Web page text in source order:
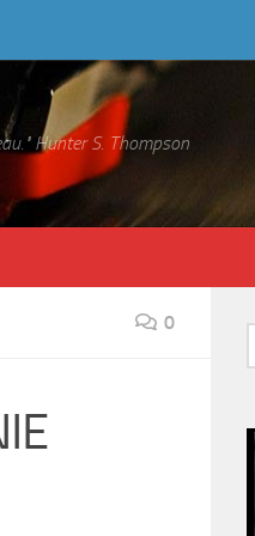
Hunter S. Thompson
0